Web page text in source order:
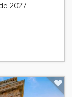
2027